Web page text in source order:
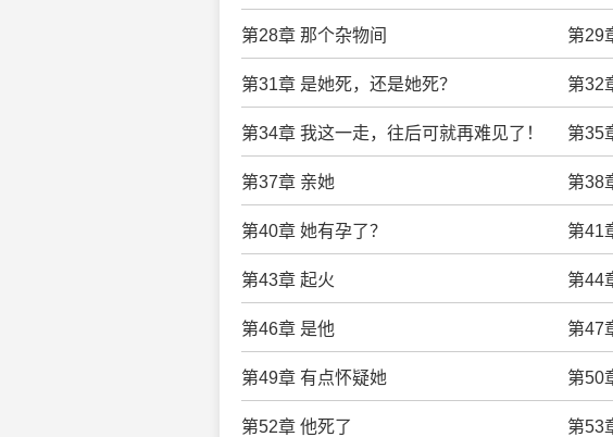
第28章 那个杂物间 第29
第31章 是她死，还是她死？ 第32
第34章 我这一走，往后可就再难见了！ 第35
第37章 亲她 第38
第40章 她有孕了？ 第41
第43章 起火 第44
第46章 是他 第47
第49章 有点怀疑她 第50
第52章 他死了 第53